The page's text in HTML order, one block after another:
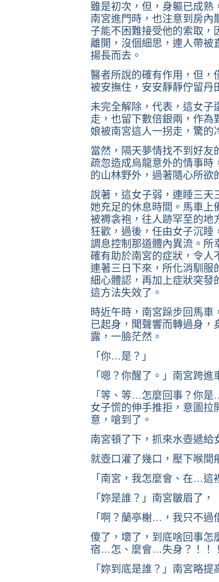
雖是初次，但，身軀已成
南宮進門時，也注意到房內
子能不困難接受他的索取，
離開，沒個細思，連人帶被
揚長而去。
醫者所說的確有作用，但，
被安撫住，安安靜靜佇留丹
未完全解除，代表，這女子
走，也留下數倍銀兩，作為
娘被南宮這人一拐走，驚的
當然，隔天夢情找不到好友
疏忽造成烏龍意外的情事時
的山林野外，過著隨心所欲
說著，這女子弱，連睡三天
她充足的休息時間。馬車上
被褥衾袍，往人跡罕至的地
狂歡，過後，任由女子沉睡
調息控制那道體內異流。所
確有助於南宮的症狀，令人
連著三日下來，所化消馴服
細心體認，再加上症狀突發
這方法失效了。
時近午時，南宮跺步回馬
已起身，聞聲響而轉過身，
露，一臉茫然。
「你…是？」
「嗯？你醒了。」南宮跨
「等、等…怎麼回事？你
女子慌的伸手推拒，意圖拉
意，嗆到了。
南宮頓了下，抓來水壺遞給
就壺口灌了幾口，壓下喉間
「南宮，我怎麼會、在…這
「妳是誰？」南宮皺眉了
「啊？蘭亭榭…，我只不
傻了，壞了，到底啥回事怎
宿…怎、麼會…失身？！！
「妳到底是誰？」南宮略提